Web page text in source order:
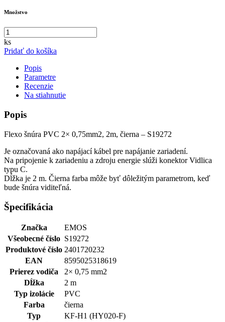
Množstvo
ks
Pridať do košíka
Popis
Parametre
Recenzie
Na stiahnutie
Popis
Flexo šnúra PVC 2× 0,75mm2, 2m, čierna – S19272
Je označovaná ako napájací kábel pre napájanie zariadení.
Na pripojenie k zariadeniu a zdroju energie slúži konektor Vidlica
typu C.
Dĺžka je 2 m. Čierna farba môže byť dôležitým parametrom, keď
bude šnúra viditeľná.
Špecifikácia
Značka
EMOS
Všeobecné číslo S19272
Produktové číslo 2401720232
EAN
8595025318619
Prierez vodiča
2× 0,75 mm2
Dĺžka
2 m
Typ izolácie
PVC
Farba
čierna
Typ
KF-H1 (HY020-F)